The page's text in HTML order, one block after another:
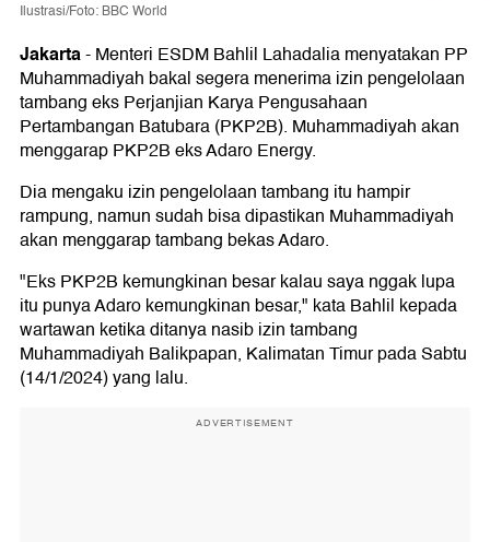
Ilustrasi/Foto: BBC World
Jakarta-Menteri ESDM Bahlil Lahadalia menyatakan PP
Muhammadiyah bakal segera menerima izin pengelolaan
tambang eks Perjanjian Karya Pengusahaan
Pertambangan Batubara (PKP2B). Muhammadiyah akan
menggarap PKP2B eks Adaro Energy.
Dia mengaku izin pengelolaan tambang itu hampir
rampung, namun sudah bisa dipastikan Muhammadiyah
akan menggarap tambang bekas Adaro.
"Eks PKP2B kemungkinan besar kalau saya nggak lupa
itu punya Adaro kemungkinan besar," kata Bahlil kepada
wartawan ketika ditanya nasib izin tambang
Muhammadiyah Balikpapan, Kalimatan Timur pada Sabtu
(14/1/2024) yang lalu.
ADVERTISEMENT